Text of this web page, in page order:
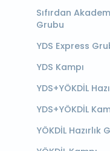
Sıfırdan
Grubu
YDS Express
YDS Kampı
YDS+YÖKDİL
YDS+YÖKDİL
YÖKDİL Hazırlık